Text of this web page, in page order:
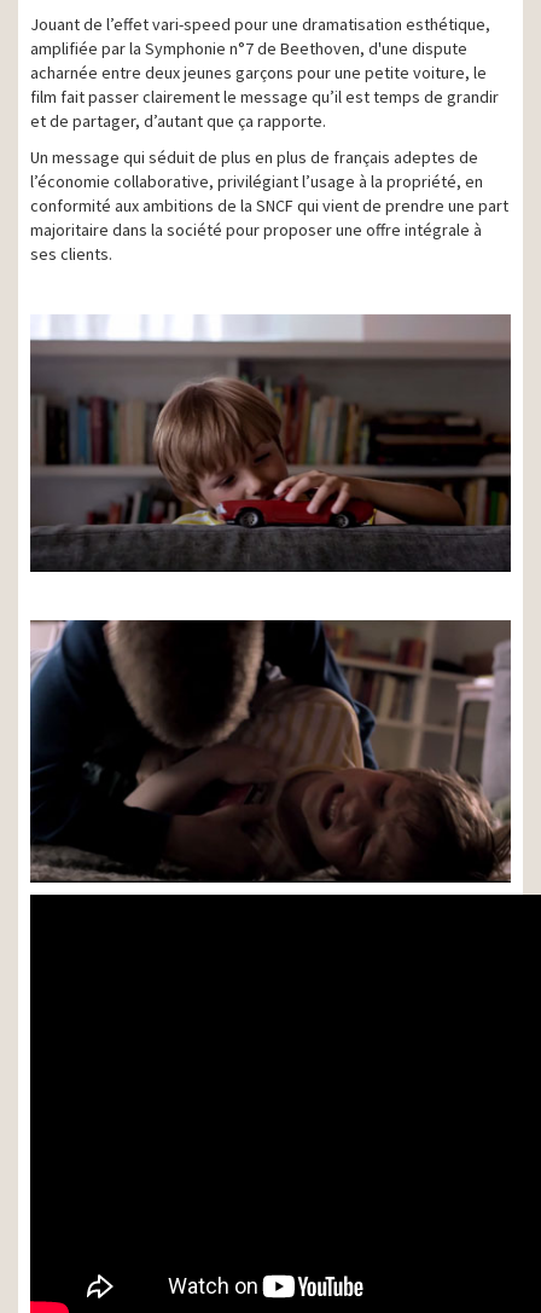
Jouant de l’effet vari-speed pour une dramatisation esthétique,
amplifiée par la Symphonie n°7 de Beethoven, d'une dispute
acharnée entre deux jeunes garçons pour une petite voiture, le
film fait passer clairement le message qu’il est temps de grandir
et de partager, d’autant que ça rapporte.
Un message qui séduit de plus en plus de français adeptes de
l’économie collaborative, privilégiant l’usage à la propriété, en
conformité aux ambitions de la SNCF qui vient de prendre une part
majoritaire dans la société pour proposer une offre intégrale à
ses clients.